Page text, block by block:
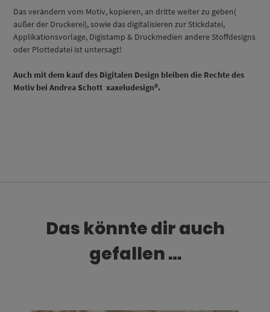
Das verändern vom Motiv, kopieren, an dritte weiter zu geben(
außer der Druckerei), sowie das digitalisieren zur Stickdatei,
Applikationsvorlage, Digistamp & Druckmedien andere Stoffdesigns
oder Plottedatei ist untersagt!
Auch mit dem kauf des Digitalen Design bleiben die Rechte des
Motiv bei Andrea Schott xaxeludesign®.
Das könnte dir auch
gefallen …
Dieses Produkt weist mehrere Varianten auf. Die Optionen können auf der Produktseite gewählt werden